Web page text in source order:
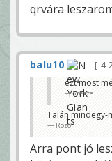
qrvára
balu10 4
ezt most
Szesze
Talán mindegy-
Rozo
Arra pont jó